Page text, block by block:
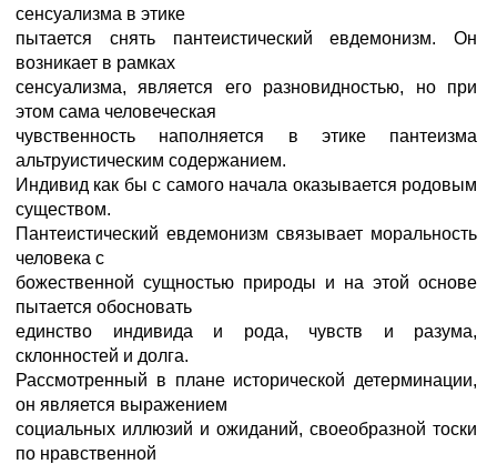
сенсуализма в этике
пытается снять пантеистический евдемонизм. Он
возникает в рамках
сенсуализма, является его разновидностью, но при
этом сама человеческая
чувственность наполняется в этике пантеизма
альтруистическим содержанием.
Индивид как бы с самого начала оказывается родовым
существом.
Пантеистический евдемонизм связывает моральность
человека с
божественной сущностью природы и на этой основе
пытается обосновать
единство индивида и рода, чувств и разума,
склонностей и долга.
Рассмотренный в плане исторической детерминации,
он является выражением
социальных иллюзий и ожиданий, своеобразной тоски
по нравственной